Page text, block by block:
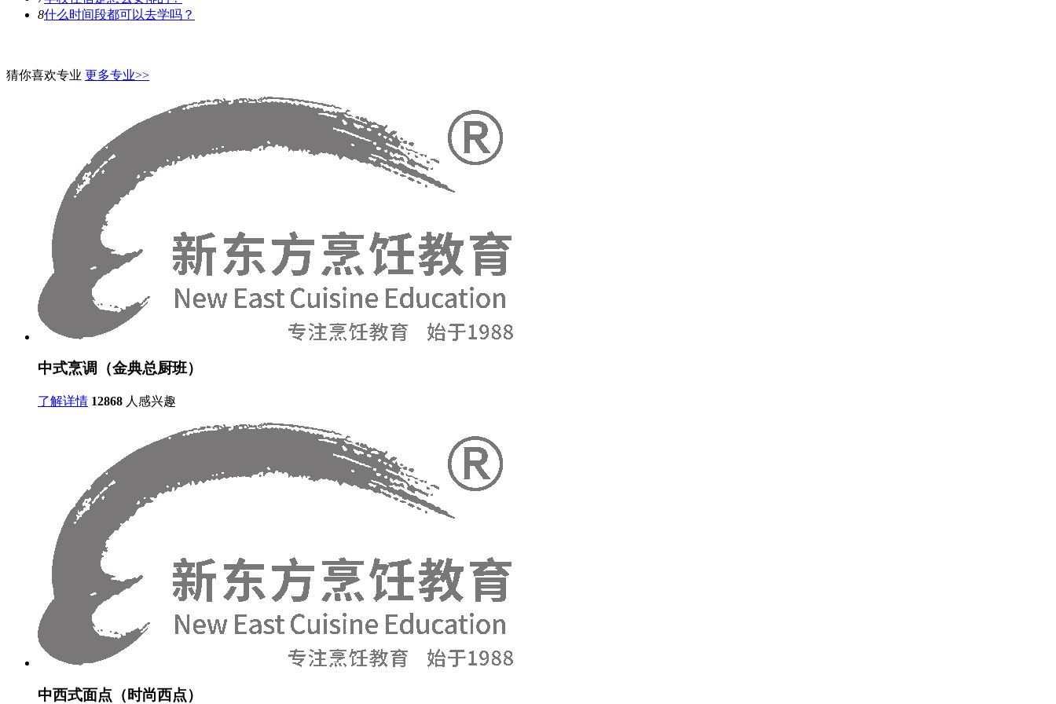
8什么时间段都可以去学吗？
猜你喜欢专业 更多专业>>
中式烹调（金典总厨班）
了解详情 12868 人感兴趣
中西式面点（时尚西点）